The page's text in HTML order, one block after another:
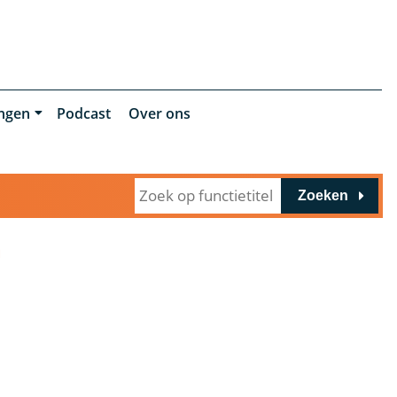
Podcast
Over ons
Zoeken